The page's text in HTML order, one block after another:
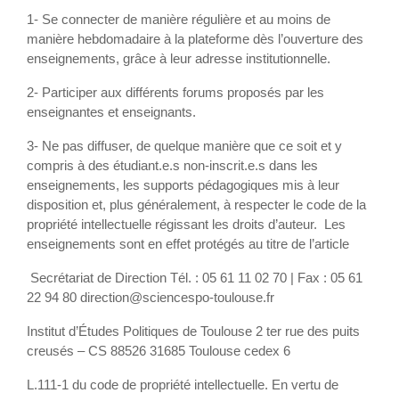
1- Se connecter de manière régulière et au moins de
manière hebdomadaire à la plateforme dès l’ouverture des
enseignements, grâce à leur adresse institutionnelle.
2- Participer aux différents forums proposés par les
enseignantes et enseignants.
3- Ne pas diffuser, de quelque manière que ce soit et y
compris à des étudiant.e.s non-inscrit.e.s dans les
enseignements, les supports pédagogiques mis à leur
disposition et, plus généralement, à respecter le code de la
propriété intellectuelle régissant les droits d’auteur. Les
enseignements sont en effet protégés au titre de l’article
Secrétariat de Direction Tél. : 05 61 11 02 70 | Fax : 05 61
22 94 80 direction@sciencespo-toulouse.fr
Institut d’Études Politiques de Toulouse 2 ter rue des puits
creusés – CS 88526 31685 Toulouse cedex 6
L.111-1 du code de propriété intellectuelle. En vertu de